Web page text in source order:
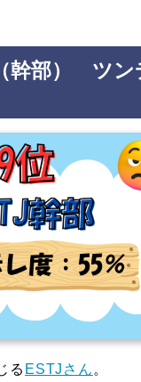
幹部） ツン
る ESTJさん 。